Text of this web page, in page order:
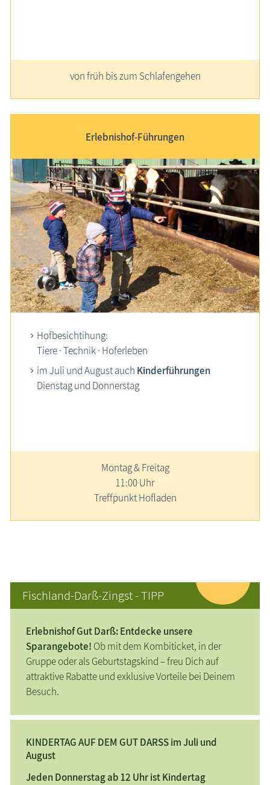
von früh bis zum Schlafengehen
Erlebnishof-Führungen
Hofbesichtihung:
Tiere · Technik· Hoferleben
imJuli und Augustauch Kinderführungen
Dienstag und Donnerstag
Montag & Freitag
11:00 Uhr
Treffpunkt Hofladen
Fischland-Darß-Zingst - TIPP
Erlebnishof Gut Darß: Entdecke unsere
Sparangebote! Ob mit dem Kombiticket, in der
Gruppe oder als Geburtstagskind – freu Dich auf
attraktive Rabatte und exklusive Vorteile bei Deinem
Besuch.
KINDERTAG AUF DEM GUT DARSS im Juli und
August
Jeden Donnerstag ab 12 Uhr ist Kindertag